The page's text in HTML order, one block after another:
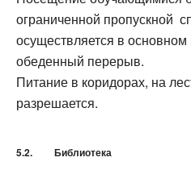
ограниченной пропускной
осуществляется в
обеденный перерыв.
Питание в коридорах, на
разрешается.
5.2. Библиотека